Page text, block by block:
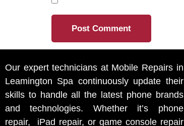
Our expert technicians at Mobile Repairs in
Leamington Spa continuously update their
skills to handle all the latest phone brands
and technologies. Whether it’s phone
repair, iPad repair, or game console repair